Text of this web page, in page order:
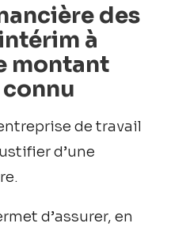
des
à
montant
de travail
d’une
d’assurer, en